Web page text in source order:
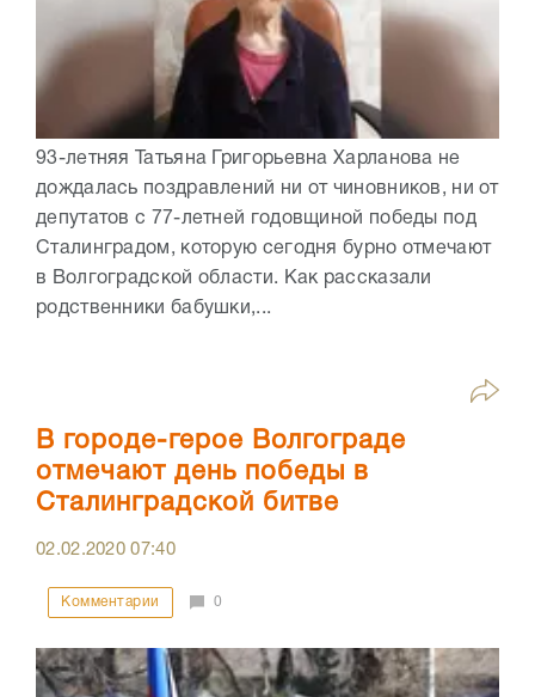
93-летняя Татьяна Григорьевна Харланова не
дождалась поздравлений ни от чиновников, ни от
депутатов с 77-летней годовщиной победы под
Сталинградом, которую сегодня бурно отмечают
в Волгоградской области. Как рассказали
родственники бабушки,...
В городе-герое Волгограде
отмечают день победы в
Сталинградской битве
02.02.202007:40
Комментарии 0